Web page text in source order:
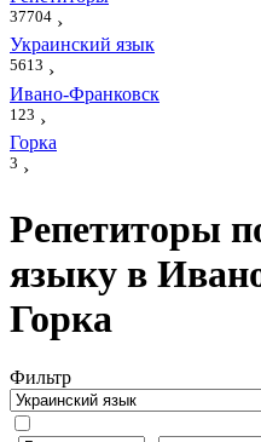
37704 ›
Украинский язык
5613 ›
Ивано-Франковск
123 ›
Горка
3 ›
Репетиторы
языку в
Горка
Фильтр